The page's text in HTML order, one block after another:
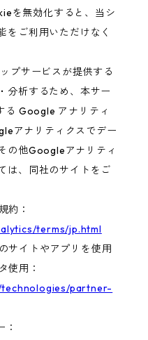
を無効化すると、当シ
をご利用いただけなく
プサービスが提供する
分析するため、本サー
る Google アナリティ
アナリティクスでデー
の他Googleアナリティ
は、同社のサイトをご
約：
terms/jp.html
サイトやアプリを使用
使用：
partner-